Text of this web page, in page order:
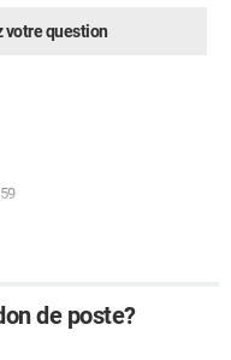
votre question
de poste?